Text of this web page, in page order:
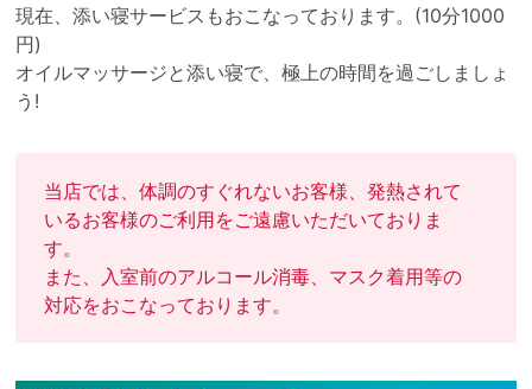
現在、添い寝サービスもおこなっております。(10分1000
円)
オイルマッサージと添い寝で、極上の時間を過ごしましょ
う!
当店では、体調のすぐれないお客様、発熱されて
いるお客様のご利用をご遠慮いただいておりま
す。
また、入室前のアルコール消毒、マスク着用等の
対応をおこなっております。